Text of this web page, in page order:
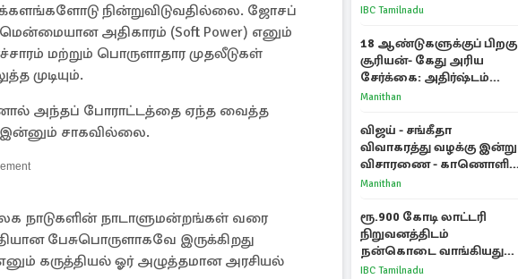
நின்றுவிடுவதில்லை. ஜோசப்
அதிகாரம் (Soft Power) எனும்
மற்றும் பொருளாதார முதலீடுகள்
முடியும்.
அந்தப் போராட்டத்தை ஏந்த வைத்த
சாகவில்லை.
நாடுகளின் நாடாளுமன்றங்கள் வரை
பேசுபொருளாகவே இருக்கிறது
கருத்தியல் ஓர் அழுத்தமான அரசியல்
IBC Tamilnadu
18 ஆண்டுகளுக்குப் பிறகு
சூரியன்- கேது அரிய
சேர்க்கை: அதிர்ஷ்டம்
பெறும் 3 ராசிகள்!
Manithan
விஜய் - சங்கீதா
விவாகரத்து வழக்கு இன்று
விசாரணை - காணொளி
மூலம் ஆஜராக வாய்ப்பு
Manithan
ரூ.900 கோடி லாட்டரி
நிறுவனத்திடம்
நன்கொடை வாங்கியது
ஏன்? உதயநிதி - ஆதவ்
IBC Tamilnadu